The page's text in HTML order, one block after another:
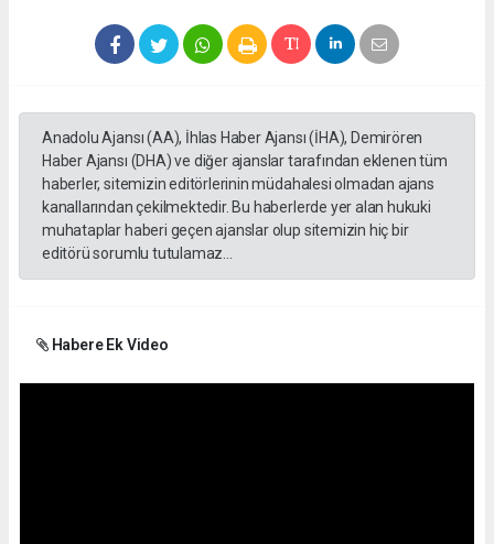
Anadolu Ajansı (AA), İhlas Haber Ajansı (İHA), Demirören
Haber Ajansı (DHA) ve diğer ajanslar tarafından eklenen tüm
haberler, sitemizin editörlerinin müdahalesi olmadan ajans
kanallarından çekilmektedir. Bu haberlerde yer alan hukuki
muhataplar haberi geçen ajanslar olup sitemizin hiç bir
editörü sorumlu tutulamaz...
Habere Ek Video